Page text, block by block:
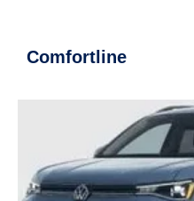
Highline